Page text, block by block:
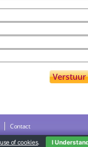
Contact
use of cookies. I